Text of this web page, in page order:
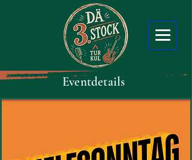
Eventdetails